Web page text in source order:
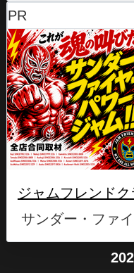
PR
ジャムフレンド
サンダー・ファ